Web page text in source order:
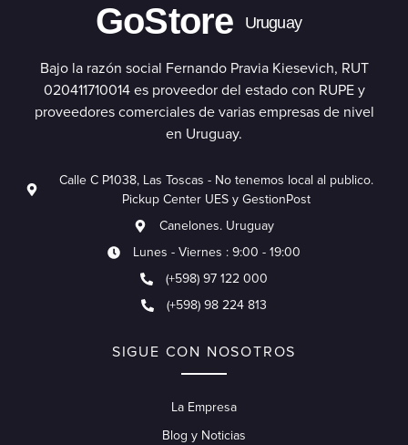
GoStore Uruguay
Bajo la razón social Fernando Pravia Kiesevich, RUT
020411710014 es proveedor del estado con RUPE y
proveedores comerciales de varias empresas de nivel
en Uruguay.
Calle C P1038, Las Toscas - No tenemos local al publico.
Pickup Center UES y GestionPost
Canelones. Uruguay
Lunes - Viernes : 9:00 - 19:00
(+598) 97 122 000
(+598) 98 224 813
SIGUE CON NOSOTROS
La Empresa
Blog y Noticias